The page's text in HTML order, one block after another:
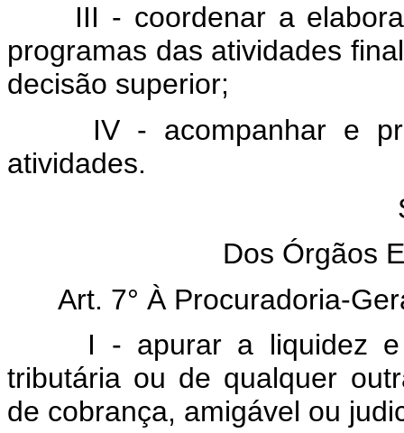
III - coordenar a
programas das atividades
decisão superior;
IV - acompanhar e
atividades.
Dos Órgãos
Art. 7° À Procuradoria-
I - apurar a liquidez
tributária ou de qualquer
de cobrança, amigável ou